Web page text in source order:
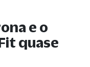
e o
quase